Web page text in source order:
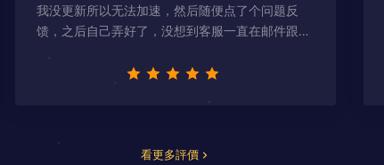
我没更新所以无法加速，然后随便点了个问题反
馈，之后自己弄好了，没想到客服一直在邮件跟
看更多評價